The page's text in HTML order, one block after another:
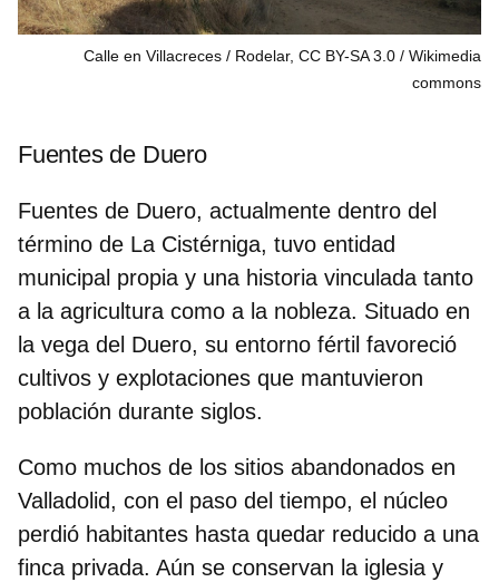
Calle en Villacreces / Rodelar, CC BY-SA 3.0
Wikimedia
commons
Fuentes de Duero
Fuentes de Duero, actualmente dentro del
término de La Cistérniga, tuvo entidad
municipal propia y una historia vinculada tanto
a la agricultura como a la nobleza. Situado en
la vega del Duero, su entorno fértil favoreció
cultivos y explotaciones que mantuvieron
población durante siglos.
Como muchos de los sitios abandonados en
Valladolid, con el paso del tiempo, el núcleo
perdió habitantes hasta quedar reducido a una
finca privada. Aún se conservan la iglesia y